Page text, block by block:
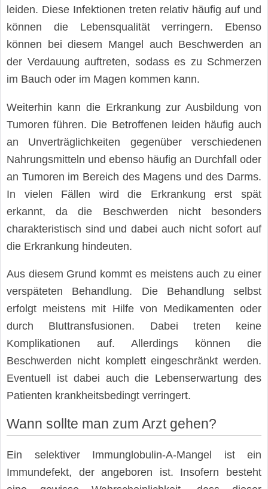
leiden. Diese Infektionen treten relativ häufig auf und
können die Lebensqualität verringern. Ebenso
können bei diesem Mangel auch Beschwerden an
der Verdauung auftreten, sodass es zu Schmerzen
im Bauch oder im Magen kommen kann.
Weiterhin kann die Erkrankung zur Ausbildung von
Tumoren führen. Die Betroffenen leiden häufig auch
an Unverträglichkeiten gegenüber verschiedenen
Nahrungsmitteln und ebenso häufig an Durchfall oder
an Tumoren im Bereich des Magens und des Darms.
In vielen Fällen wird die Erkrankung erst spät
erkannt, da die Beschwerden nicht besonders
charakteristisch sind und dabei auch nicht sofort auf
die Erkrankung hindeuten.
Aus diesem Grund kommt es meistens auch zu einer
verspäteten Behandlung. Die Behandlung selbst
erfolgt meistens mit Hilfe von Medikamenten oder
durch Bluttransfusionen. Dabei treten keine
Komplikationen auf. Allerdings können die
Beschwerden nicht komplett eingeschränkt werden.
Eventuell ist dabei auch die Lebenserwartung des
Patienten krankheitsbedingt verringert.
Wann sollte man zum Arzt gehen?
Ein selektiver Immunglobulin-A-Mangel ist ein
Immundefekt, der angeboren ist. Insofern besteht